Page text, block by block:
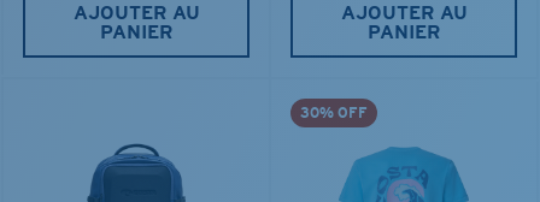
AJOUTER AU
PANIER
AJOUTER AU
PANIER
30% OFF